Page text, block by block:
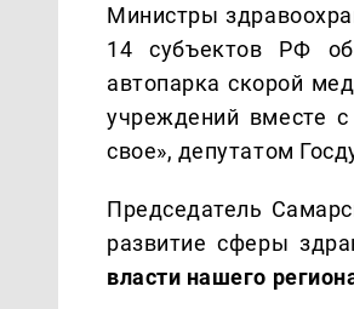
Министры
14 субъектов РФ
автопарка скорой
учреждений вместе
свое», депутатом
Председатель
развитие сферы
власти нашего